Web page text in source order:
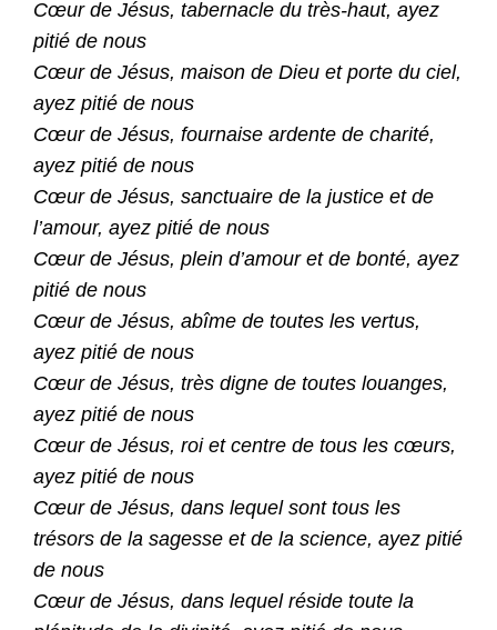
Cœur de Jésus, tabernacle du très-haut, ayez
pitié de nous
Cœur de Jésus, maison de Dieu et porte du ciel,
ayez pitié de nous
Cœur de Jésus, fournaise ardente de charité,
ayez pitié de nous
Cœur de Jésus, sanctuaire de la justice et de
l’amour, ayez pitié de nous
Cœur de Jésus, plein d’amour et de bonté, ayez
pitié de nous
Cœur de Jésus, abîme de toutes les vertus,
ayez pitié de nous
Cœur de Jésus, très digne de toutes louanges,
ayez pitié de nous
Cœur de Jésus, roi et centre de tous les cœurs,
ayez pitié de nous
Cœur de Jésus, dans lequel sont tous les
trésors de la sagesse et de la science, ayez pitié
de nous
Cœur de Jésus, dans lequel réside toute la